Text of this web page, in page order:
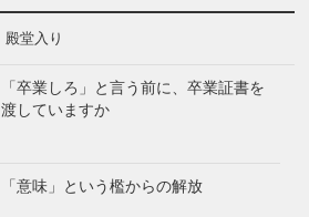
殿堂入り
「卒業しろ」と言う前に、卒業証書を
渡していますか
「意味」という檻からの解放